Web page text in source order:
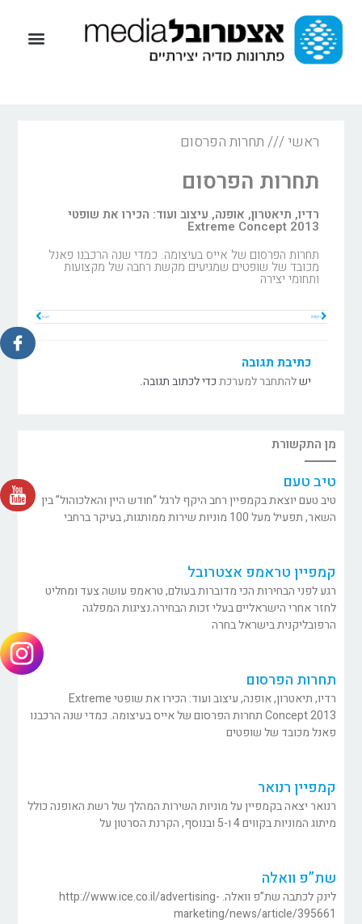
ראשי///תחרות הפרסום
תחרות הפרסום
רדיו, תיאטרון, אופנה, עיצוב ועוד: הכירו את שופטי
Extreme Concept 2013
תחרות הפרסום של אייס בעיצומה. כמדי שנה הרכבנו פאנל
מכובד של שופטים שמגיעים מקשת רחבה של מקצועות
ותחומי יצירה
הקודם הבא
כתיבת תגובה
ישלהתחבר למערכתכדי לכתוב תגובה.
מן התקשורת
טיב טעם
טיב טעם יוצאת בקמפיין רחב היקף לרגל “חודש היין והאלכוהול” בין
השאר, תפעיל מעל 100 מוניות שירות ממותגות, בעיקר ברחבי
קמפיין טראמפ אצטרובל
רגע לפני הבחירות הכי מדוברות בעולם, טראמפ עושה צעד ומחליט
לחזר אחרי הישראליים בעלי זכות הבחירה.נציגות המפלגה
הרפובליקנית בישראל בחרה
תחרות הפרסום
רדיו, תיאטרון, אופנה, עיצוב ועוד: הכירו את שופטי Extreme
Concept 2013 תחרות הפרסום של אייס בעיצומה. כמדי שנה הרכבנו
פאנל מכובד של שופטים
קמפיין רנואר
רנואר יצאה בקמפיין על מוניות השירות המהלך של רשת האופנה כולל
מיתוג המוניות בקווים 4 ו-5 ובנוסף, הקרנת הסרטון על
שת”פ וואלה
לינק לכתבה שת”פ וואלה. http://www.ice.co.il/advertising-
marketing/news/article/395661